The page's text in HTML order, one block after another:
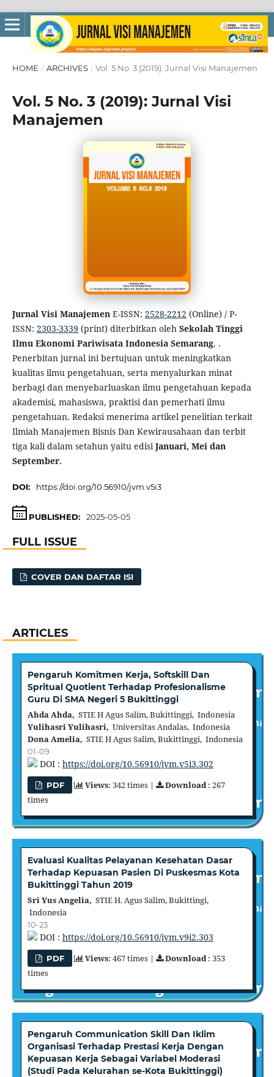
HOME / ARCHIVES / Vol. 5 No. 3 (2019): Jurnal Visi Manajemen
Vol. 5 No. 3 (2019): Jurnal Visi
Manajemen
Jurnal Visi ManajemenE-ISSN: 2528-2212 (Online) / P-
ISSN: 2303-3339 (print) diterbitkan oleh Sekolah Tinggi
Ilmu Ekonomi Pariwisata Indonesia Semarang. .
Penerbitan jurnal ini bertujuan untuk meningkatkan
kualitas ilmu pengetahuan, serta menyalurkan minat
berbagi dan menyebarluaskan ilmu pengetahuan kepada
akademisi, mahasiswa, praktisi dan pemerhati ilmu
pengetahuan. Redaksi menerima artikel penelitian terkait
Ilmiah Manajemen Bisnis Dan Kewirausahaan dan terbit
tiga kali dalam setahun yaitu edisiJanuari, Mei dan
September.
DOI: https://doi.org/10.56910/jvm.v5i3
PUBLISHED: 2025-05-05
FULL ISSUE
COVER DAN DAFTAR ISI
ARTICLES
Pengaruh Komitmen Kerja, Softskill Dan
Spritual Quotient Terhadap Profesionalisme
Guru Di SMA Negeri 5 Bukittinggi
Ahda Ahda, STIE H Agus Salim, Bukittinggi, Indonesia
Yulihasri Yulihasri, Universitas Andalas, Indonesia
Dona Amelia, STIE H Agus Salim, Bukittinggi, Indonesia
01-09
DOI : https://doi.org/10.56910/jvm.v5i3.302
PDF Views: 342 times | Download: 267
times
Evaluasi Kualitas Pelayanan Kesehatan Dasar
Terhadap Kepuasan Pasien Di Puskesmas Kota
Bukittinggi Tahun 2019
Sri Yus Angelia, STIE H. Agus Salim, Bukittingi,
Indonesia
10-23
DOI : https://doi.org/10.56910/jvm.v9i2.303
PDF Views: 467 times | Download: 353
times
Pengaruh Communication Skill Dan Iklim
Organisasi Terhadap Prestasi Kerja Dengan
Kepuasan Kerja Sebagai Variabel Moderasi
(Studi Pada Kelurahan se-Kota Bukittinggi)